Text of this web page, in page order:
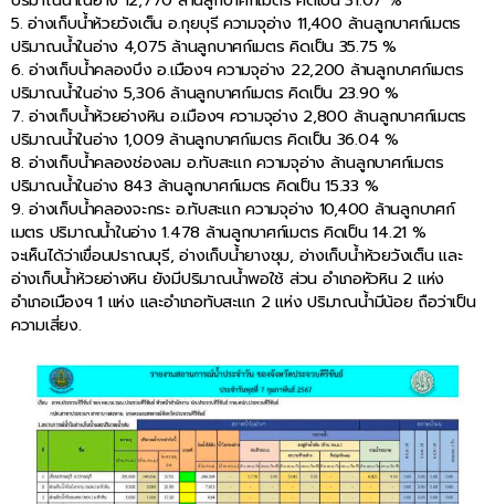
5. อ่างเก็บน้ำห้วยวังเต็น อ.กุยบุรี ความจุอ่าง 11,400 ล้านลูกบาศก์เมตร
ปริมาณน้ำในอ่าง 4,075 ล้านลูกบาศก์เมตร คิดเป็น 35.75 %
6. อ่างเก็บน้ำคลองบึง อ.เมืองฯ ความจุอ่าง 22,200 ล้านลูกบาศก์เมตร
ปริมาณน้ำในอ่าง 5,306 ล้านลูกบาศก์เมตร คิดเป็น 23.90 %
7. อ่างเก็บน้ำห้วยอ่างหิน อ.เมืองฯ ความจุอ่าง 2,800 ล้านลูกบาศก์เมตร
ปริมาณน้ำในอ่าง 1,009 ล้านลูกบาศก์เมตร คิดเป็น 36.04 %
8. อ่างเก็บน้ำคลองช่องลม อ.ทับสะแก ความจุอ่าง ล้านลูกบาศก์เมตร
ปริมาณน้ำในอ่าง 843 ล้านลูกบาศก์เมตร คิดเป็น 15.33 %
9. อ่างเก็บน้ำคลองจะกระ อ.ทับสะแก ความจุอ่าง 10,400 ล้านลูกบาศก์
เมตร ปริมาณน้ำในอ่าง 1.478 ล้านลูกบาศก์เมตร คิดเป็น 14.21 %
จะเห็นได้ว่าเขื่อนปราณบุรี, อ่างเก็บน้ำยางชุม, อ่างเก็บน้ำห้วยวังเต็น และ
อ่างเก็บน้ำห้วยอ่างหิน ยังมีปริมาณน้ำพอใช้ ส่วน อำเภอหัวหิน 2 แห่ง
อำเภอเมืองฯ 1 แห่ง และอำเภอทับสะแก 2 แห่ง ปริมาณน้ำมีน้อย ถือว่าเป็น
ความเสี่ยง.